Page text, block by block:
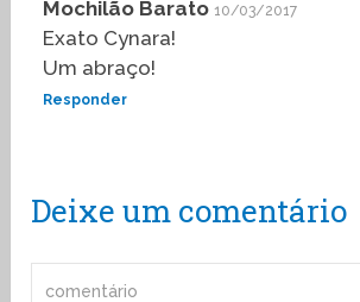
Mochilão Barato 10/03/2017
Exato Cynara!
Um abraço!
Responder
Deixe um comentário